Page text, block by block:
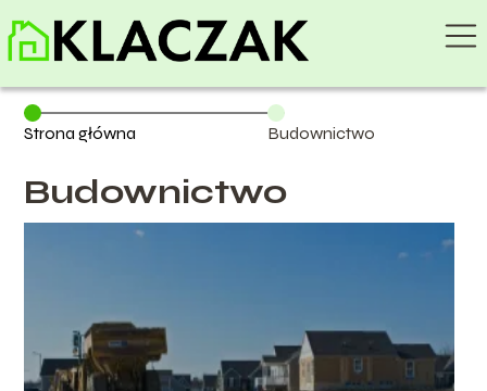
Strona główna Budownictwo
Budownictwo